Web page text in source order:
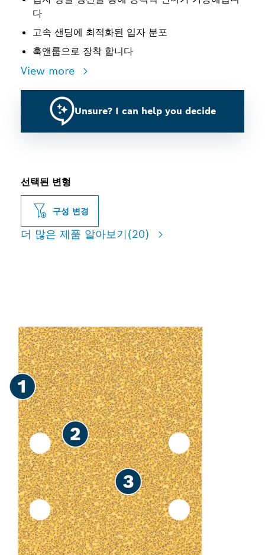
다
고속 샌딩에 최적화된 입자 분포
훅앤룹으로 장착 합니다
View more
Unsure? I can help you decide
선택된 변형
구성 변경
더 많은 제품 알아보기(20)